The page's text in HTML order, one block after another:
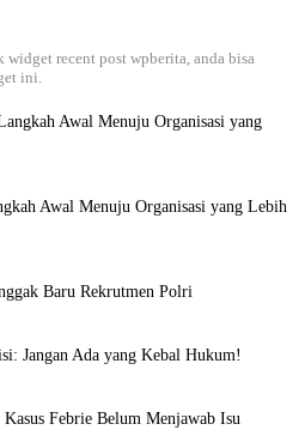
recent post wpberita, anda bisa
ini.
Awal Menuju Organisasi yang Lebih
Baru Rekrutmen Polri
Jangan Ada yang Kebal Hukum!
Febrie Belum Menjawab Isu